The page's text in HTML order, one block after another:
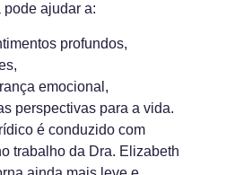
pode ajudar a:
profundos,
emocional,
perspectivas para a vida.
é conduzido com
trabalho da Dra. Elizabeth